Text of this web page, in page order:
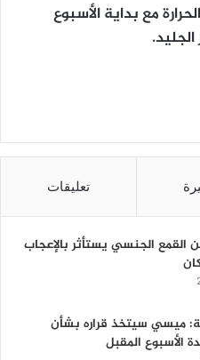
مع بداية الأسبوع
تعليقات
القمع الجنسي يستأثر بالإعجاب
ميسي سيتخذ قراره بشأن
الأسبوع المقبل